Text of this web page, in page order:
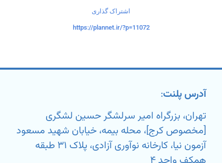
اشتراک گذاری
https://plannet.ir/?p=11072
آدرس پلنت:
تهران، بزرگراه امیر سرلشگر حسین لشگری
[مخصوص کرج]، محله بیمه، خیابان شهید مسعود
آزمون نیا، کارخانه نوآوری آزادی، پلاک ۳۱ طبقه